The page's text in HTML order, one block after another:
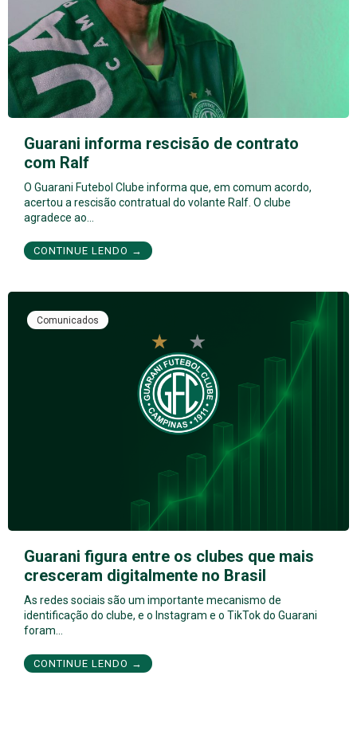
Guarani informa rescisão de contrato
com Ralf
O Guarani Futebol Clube informa que, em comum acordo,
acertou a rescisão contratual do volante Ralf. O clube
agradece ao…
CONTINUE LENDO →
Comunicados
Guarani figura entre os clubes que mais
cresceram digitalmente no Brasil
As redes sociais são um importante mecanismo de
identificação do clube, e o Instagram e o TikTok do Guarani
foram…
CONTINUE LENDO →